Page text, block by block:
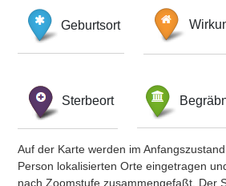
Geburtsort
Sterbeort
Auf der Karte werden im
Person lokalisierten Orte eingetragen
nach Zoomstufe zusammengefaßt. Der